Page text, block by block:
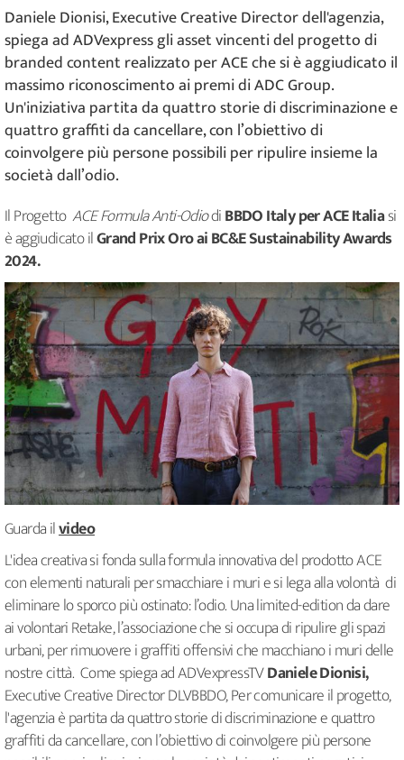
Daniele Dionisi, Executive Creative Director dell'agenzia,
spiega ad ADVexpress gli asset vincenti del progetto di
branded content realizzato per ACE che si è aggiudicato il
massimo riconoscimento ai premi di ADC Group.
Un'iniziativa partita da quattro storie di discriminazione e
quattro graffiti da cancellare, con l’obiettivo di
coinvolgere più persone possibili per ripulire insieme la
società dall’odio.
Il ProgettoACE Formula Anti-OdiodiBBDO Italy per ACE Italiasi
è aggiudicato ilGrand Prix Oro ai BC&E Sustainability Awards
2024.
Guarda ilvideo
L'idea creativa si fonda sulla formula innovativa del prodotto ACE
con elementi naturali per smacchiare i muri e si lega alla volontà di
eliminare lo sporco più ostinato: l’odio. Una limited-edition da dare
ai volontari Retake, l’associazione che si occupa di ripulire gli spazi
urbani, per rimuovere i graffiti offensivi che macchiano i muri delle
nostre città. Come spiega ad ADVexpressTVDaniele Dionisi,
Executive Creative Director DLVBBDO, Per comunicare il progetto,
l'agenzia è partita da quattro storie di discriminazione e quattro
graffiti da cancellare, con l’obiettivo di coinvolgere più persone